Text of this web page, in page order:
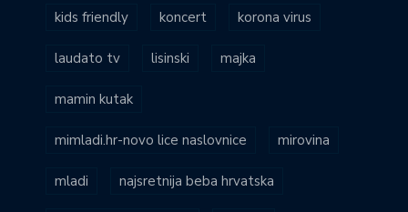
kids friendly koncert korona virus
laudato tv lisinski majka
mamin kutak
mimladi.hr-novo lice naslovnice mirovina
mladi najsretnija beba hrvatska